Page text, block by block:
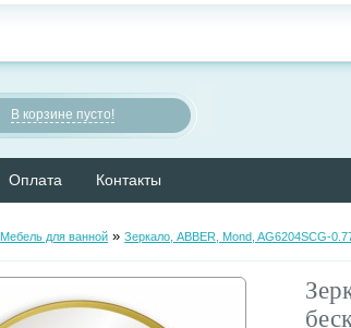
В корзине пусто!
Оплата Контакты
Мебель для ванной »Зеркало, ABBER, Mond, AG6204SCG-